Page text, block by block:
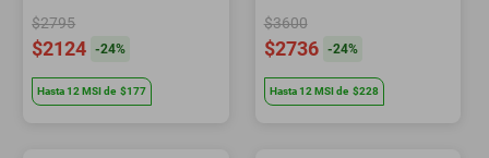
$2795
$2124 -24%
Hasta12 MSIde $177
$3600
$2736 -24%
Hasta12 MSIde $228